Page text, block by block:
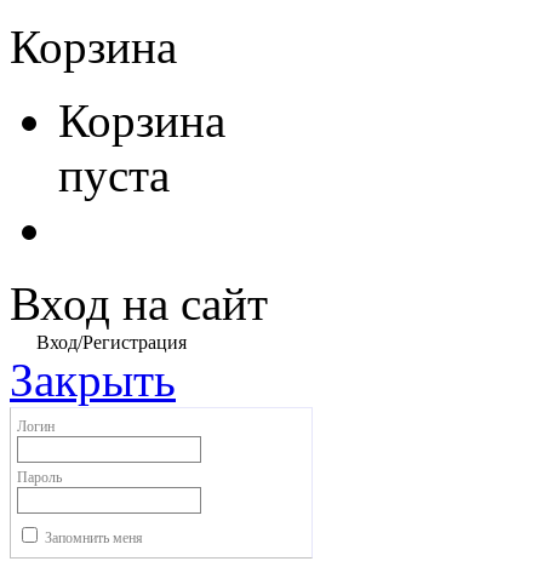
Корзина
Корзина
пуста
Вход на сайт
Вход/Регистрация
Закрыть
Логин
Пароль
Запомнить меня